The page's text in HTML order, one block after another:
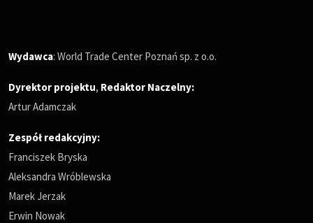
Wydawca: World Trade Center Poznań sp. z o.o.
Dyrektor projektu, Redaktor Naczelny:
Artur Adamczak
Zespół redakcyjny:
Franciszek Bryska
Aleksandra Wróblewska
Marek Jerzak
Erwin Nowak